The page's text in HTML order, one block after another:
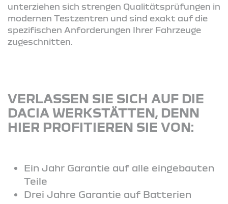
unterziehen sich strengen Qualitätsprüfungen in
modernen Testzentren und sind exakt auf die
spezifischen Anforderungen Ihrer Fahrzeuge
zugeschnitten.
VERLASSEN SIE SICH AUF DIE
DACIA WERKSTÄTTEN, DENN
HIER PROFITIEREN SIE VON:
Ein Jahr Garantie auf alle eingebauten
Teile
Drei Jahre Garantie auf Batterien